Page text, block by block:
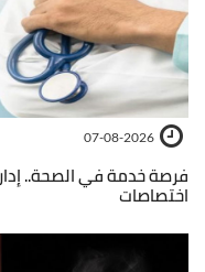
07-08-2026
اختصاصات